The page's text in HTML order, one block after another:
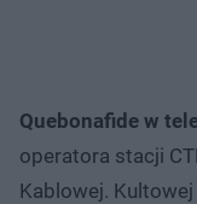
Quebonafide w
operatora stacji
Kablowej.